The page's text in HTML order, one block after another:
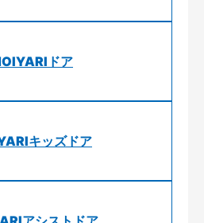
ドア
キッズドア